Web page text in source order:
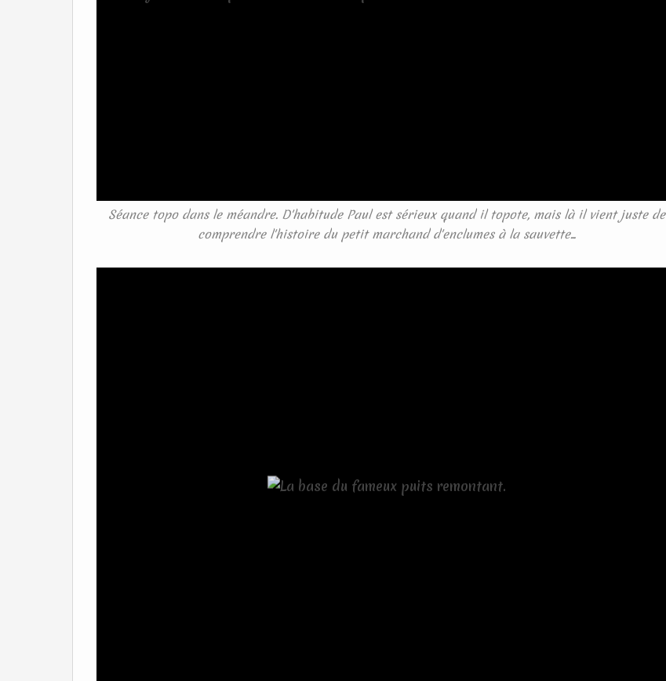
Séance topo dans le méandre. D'habitude Paul est sérieux quand il topote, mais là il vient juste de
comprendre l'histoire du petit marchand d'enclumes à la sauvette...